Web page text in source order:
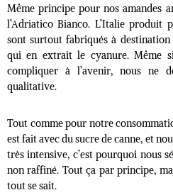
Même principe pour nos amandes
l’Adriatico Bianco. L’Italie produit
sont surtout fabriqués à destination
qui en extrait le cyanure. Même
compliquer à l’avenir, nous ne
qualitative.
Tout comme pour notre
est fait avec du sucre de canne, et
très intensive, c’est pourquoi nous
non raffiné. Tout ça par principe,
tout se sait.